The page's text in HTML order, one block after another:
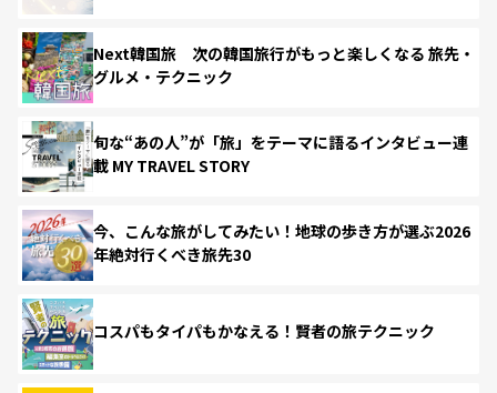
Next韓国旅 次の韓国旅行がもっと楽しくなる 旅先・
グルメ・テクニック
旬な“あの人”が「旅」をテーマに語るインタビュー連
載 MY TRAVEL STORY
今、こんな旅がしてみたい！地球の歩き方が選ぶ2026
年絶対行くべき旅先30
コスパもタイパもかなえる！賢者の旅テクニック